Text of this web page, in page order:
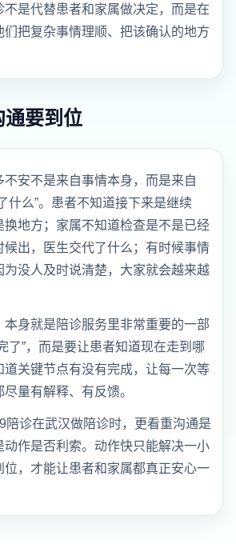
不是代替患者和家属做决定，而是在
们把复杂事情理顺、把该确认的地方
通要到位
安不是来自事情本身，而是来自
什么”。患者不知道接下来是继续
换地方；家属不知道检查是不是已经
候出，医生交代了什么；有时候事情
为没人及时说清楚，大家就会越来越
本身就是陪诊服务里非常重要的一部
了”，而是要让患者知道现在走到哪
道关键节点有没有完成，让每一次等
量有解释、有反馈。
陪诊在武汉做陪诊时，更看重沟通是
动作是否利索。动作快只能解决一小
位，才能让患者和家属都真正安心一